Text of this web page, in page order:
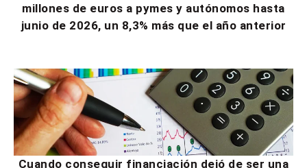
millones de euros a pymes y autónomos hasta
junio de 2026, un 8,3% más que el año anterior
Cuando conseguir financiación dejó de ser una